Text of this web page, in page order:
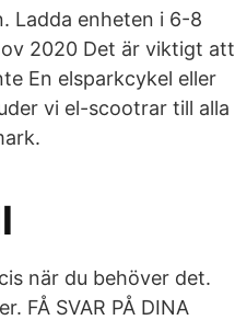
Ladda enheten i 6-8
2020 Det är viktigt att
En elsparkcykel eller
vi el-scootrar till alla
när du behöver det.
FÅ SVAR PÅ DINA